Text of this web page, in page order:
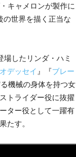
キャメロンが製作に
の世界を描く正当な
したリンダ・ハミ
オデッセイ 』『ブレー
機械の身体を持つ女
トライダー役に抜擢
ター役として一躍有
たす。